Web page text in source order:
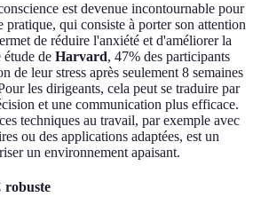
est devenue incontournable pour
pratique, qui consiste à porter son attention
de réduire l'anxiété et d'améliorer la
de Harvard, 47% des participants
de leur stress après seulement 8 semaines
les dirigeants, cela peut se traduire par
et une communication plus efficace.
techniques au travail, par exemple avec
ou des applications adaptées, est un
un environnement apaisant.
robuste